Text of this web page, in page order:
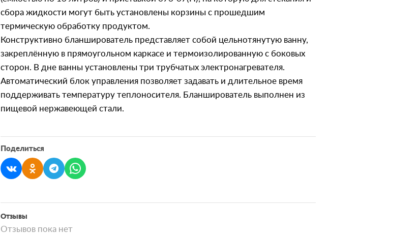
сбора жидкости могут быть установлены корзины с прошедшим
термическую обработку продуктом.
Конструктивно бланширователь представляет собой цельнотянутую ванну,
закреплённую в прямоугольном каркасе и термоизолированную с боковых
сторон. В дне ванны установлены три трубчатых электронагревателя.
Автоматический блок управления позволяет задавать и длительное время
поддерживать температуру теплоносителя. Бланширователь выполнен из
пищевой нержавеющей стали.
Поделиться
Отзывы
Отзывов пока нет